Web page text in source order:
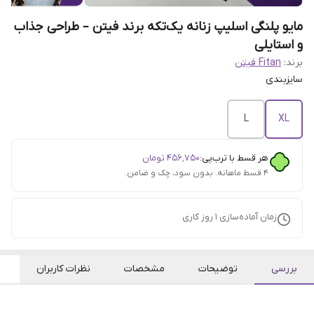
مایو پلنگی اسلیپ زنانه یک‌تکه برند فیتن – طراحی جذاب
و استایلی
برند: Fitan فیتن
سایزبندی
XL
L
هر قسط با ترب‌پی:۴۵۶٬۷۵۰ تومان
۴ قسط ماهانه. بدون سود، چک و ضامن.
زمان آماده‌سازی 1 روز کاری
بررسی توضیحات مشخصات نظرات کاربران